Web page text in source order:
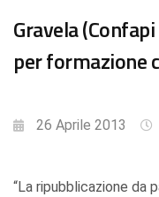
Gravela
per formazione
26 Aprile 2013
“La ripubblicazione da